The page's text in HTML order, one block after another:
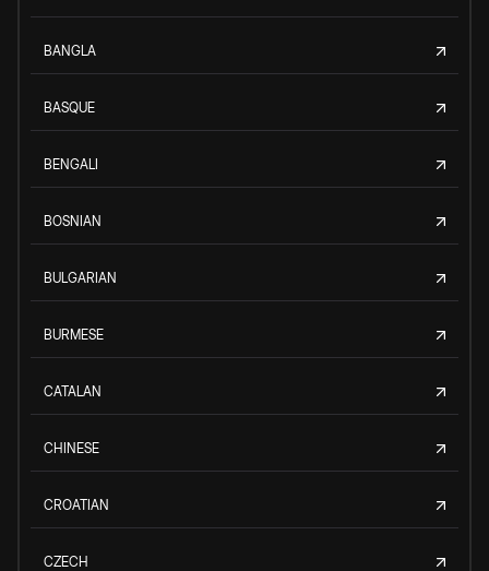
BANGLA
BASQUE
BENGALI
BOSNIAN
BULGARIAN
BURMESE
CATALAN
CHINESE
CROATIAN
CZECH